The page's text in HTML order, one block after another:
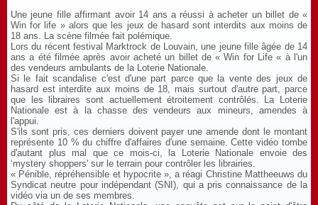
Une jeune fille affirmant avoir 14 ans a réussi à acheter un billet de «
Win for life » alors que les jeux de hasard sont interdits aux moins de
18 ans. La scène filmée fait polémique.
Lors du récent festival Marktrock de Louvain, une jeune fille âgée de 14
ans a été filmée après avoir acheté un billet de « Win for Life « à l'un
des vendeurs ambulants de la Loterie Nationale.
Si le fait scandalise c'est d'une part parce que la vente des jeux de
hasard est interdite aux moins de 18, mais surtout d'autre part, parce
que les libraires sont actuellement étroitement contrôlés. La Loterie
Nationale est à la chasse des vendeurs aux mineurs, amendes à
l'appui.
S'ils sont pris, ces derniers doivent payer une amende dont le montant
représente 10 % du chiffre d'affaires d'une semaine. Cette vidéo tombe
d'autant plus mal que ce mois-ci, la Loterie Nationale envoie des
‘mystery shoppers' sur le terrain pour contrôler les librairies.
« Pénible, répréhensible et hypocrite », a réagi Christine Mattheeuws du
Syndicat neutre pour indépendant (SNI), qui a pris connaissance de la
vidéo via un de ses membres.